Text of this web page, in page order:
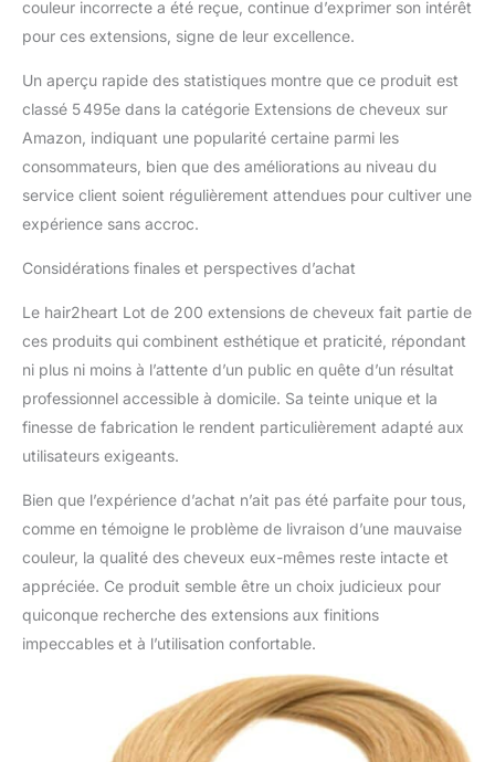
couleur incorrecte a été reçue, continue d’exprimer son intérêt
pour ces extensions, signe de leur excellence.
Un aperçu rapide des statistiques montre que ce produit est
classé 5 495e dans la catégorie Extensions de cheveux sur
Amazon, indiquant une popularité certaine parmi les
consommateurs, bien que des améliorations au niveau du
service client soient régulièrement attendues pour cultiver une
expérience sans accroc.
Considérations finales et perspectives d’achat
Le hair2heart Lot de 200 extensions de cheveux fait partie de
ces produits qui combinent esthétique et praticité, répondant
ni plus ni moins à l’attente d’un public en quête d’un résultat
professionnel accessible à domicile. Sa teinte unique et la
finesse de fabrication le rendent particulièrement adapté aux
utilisateurs exigeants.
Bien que l’expérience d’achat n’ait pas été parfaite pour tous,
comme en témoigne le problème de livraison d’une mauvaise
couleur, la qualité des cheveux eux-mêmes reste intacte et
appréciée. Ce produit semble être un choix judicieux pour
quiconque recherche des extensions aux finitions
impeccables et à l’utilisation confortable.